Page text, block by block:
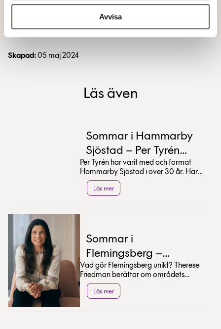
Avvisa
Läs mer på fossilfrittsverige.se
Skapad:05 maj 2024
Läs även
Sommar i Hammarby
Sjöstad – Per Tyrén
tipsar
Per Tyrén har varit med och format
Hammarby Sjöstad i över 30 år. Här
delar han med sig av sina bästa tips
för en sommar...
Läs mer
Sommar i
Flemingsberg –
Therese Friedman
tipsar
Vad gör Flemingsberg unikt? Therese
Friedman berättar om områdets
utveckling och delar med sig av sina
bästa sommartips.
Läs mer